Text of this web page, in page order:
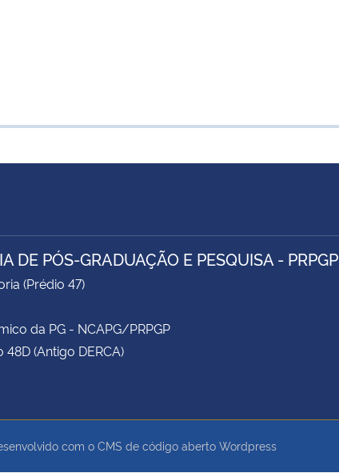
DE PÓS-GRADUAÇÃO E PESQUISA - PRPGP
(Prédio 47)
da PG - NCAPG/PRPGP
(Antigo DERCA)
com o CMS de código aberto Wordpress